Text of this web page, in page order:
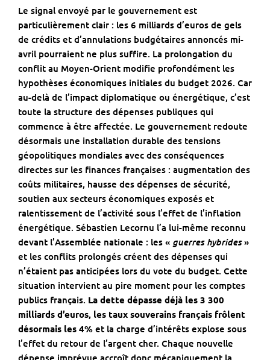
Le signal envoyé par le gouvernement est
particulièrement clair : les 6 milliards d’euros de gels
de crédits et d’annulations budgétaires annoncés mi-
avril pourraient ne plus suffire. La prolongation du
conflit au Moyen-Orient modifie profondément les
hypothèses économiques initiales du budget 2026. Car
au-delà de l’impact diplomatique ou énergétique, c’est
toute la structure des dépenses publiques qui
commence à être affectée. Le gouvernement redoute
désormais une installation durable des tensions
géopolitiques mondiales avec des conséquences
directes sur les finances françaises : augmentation des
coûts militaires, hausse des dépenses de sécurité,
soutien aux secteurs économiques exposés et
ralentissement de l’activité sous l’effet de l’inflation
énergétique. Sébastien Lecornu l’a lui-même reconnu
devant l’Assemblée nationale : les « guerres hybrides»
et les conflits prolongés créent des dépenses qui
n’étaient pas anticipées lors du vote du budget. Cette
situation intervient au pire moment pour les comptes
publics français. La dette dépasse déjà les 3 300
milliards d’euros, les taux souverains français frôlent
désormais les 4% et la charge d’intérêts explose sous
l’effet du retour de l’argent cher. Chaque nouvelle